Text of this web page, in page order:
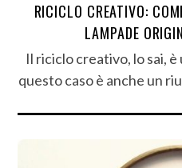
RICICLO CREATIVO:
LAMPADE
Il riciclo creativo, lo sai,
questo caso è anche un